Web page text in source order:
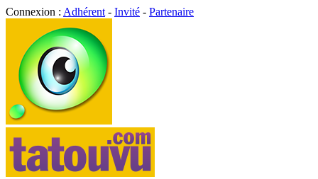
Connexion : Adhérent - Invité - Partenaire